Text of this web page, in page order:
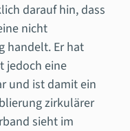
darauf hin, dass
nicht
handelt. Er hat
jedoch eine
und ist damit ein
zirkulärer
sieht im